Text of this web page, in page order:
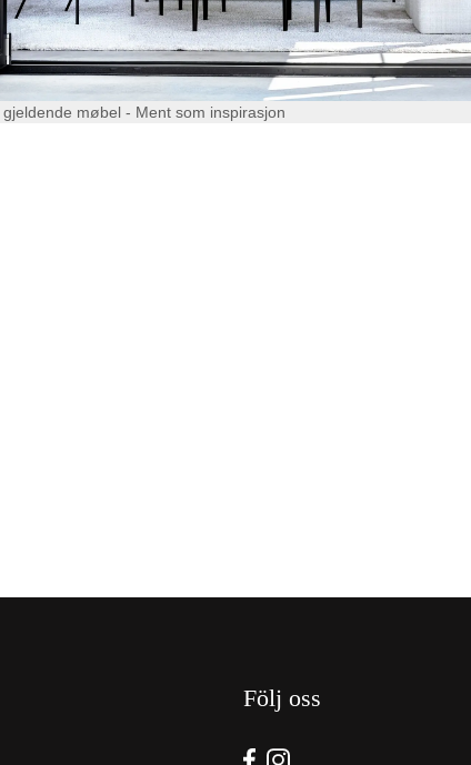
gjeldende møbel - Ment som inspirasjon
Följ oss